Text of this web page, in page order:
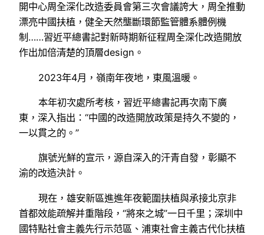
開中心周全深化改造委員會第三次會議誇大，周全推動
漂亮中國扶植，健全天然壟斷環節監管體系體例機
制……習近平總書記對新時期新征程周全深化改造開放
作出加倍清楚的頂層design。
2023年4月，嶺南年夜地，東風溫暖。
本年初次處所考核，習近平總書記再次南下廣
東，深入指出：“中國的改造開放政策是持久不變的，
一以貫之的。”
旗號光鮮的宣示，源自深入的汗青自發，彰顯不
渝的改造決計。
現在，雄安新區進進年夜範圍扶植與承接北京非
首都效能疏解并重階段，“將來之城”一日千里；深圳中
國特點社會主義先行示范區、浦東社會主義古代化扶植